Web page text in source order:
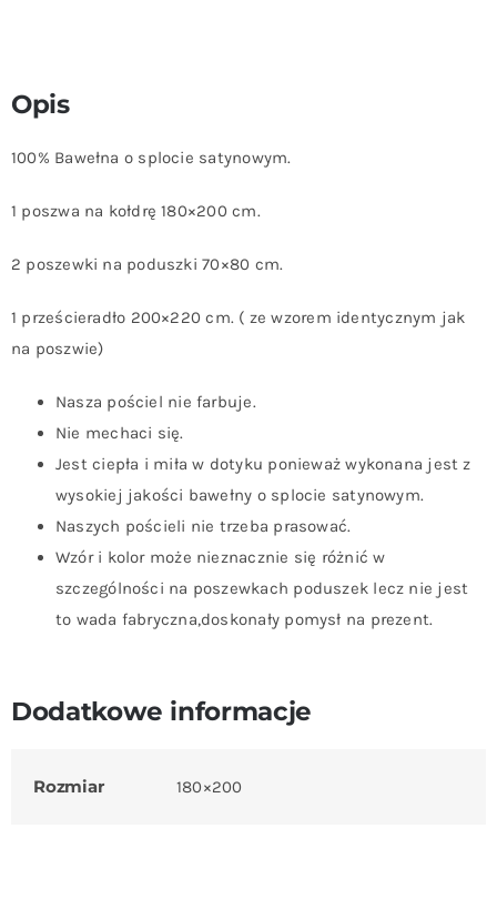
Opis
100% Bawełna o splocie satynowym.
1 poszwa na kołdrę 180×200 cm.
2 poszewki na poduszki 70×80 cm.
1 prześcieradło 200×220 cm. ( ze wzorem identycznym jak
na poszwie)
Nasza pościel nie farbuje.
Nie mechaci się.
Jest ciepła i miła w dotyku ponieważ wykonana jest z
wysokiej jakości bawełny o splocie satynowym.
Naszych pościeli nie trzeba prasować.
Wzór i kolor może nieznacznie się różnić w
szczególności na poszewkach poduszek lecz nie jest
to wada fabryczna,doskonały pomysł na prezent.
Dodatkowe informacje
Rozmiar 180×200